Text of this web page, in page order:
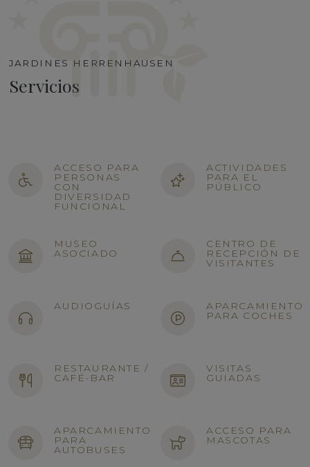
JARDINES HERRENHAUSEN
Servicios
ACCESO PARA
PERSONAS
CON
DIVERSIDAD
FUNCIONAL
ACTIVIDADES
PARA EL
PÚBLICO
MUSEO
ASOCIADO
CENTRO DE
RECEPCIÓN DE
VISITANTES
AUDIOGUÍAS APARCAMIENTO
PARA COCHES
RESTAURANTE /
CAFÉ-BAR
VISITAS
GUIADAS
APARCAMIENTO
PARA
AUTOBUSES
ACCESO PARA
MASCOTAS